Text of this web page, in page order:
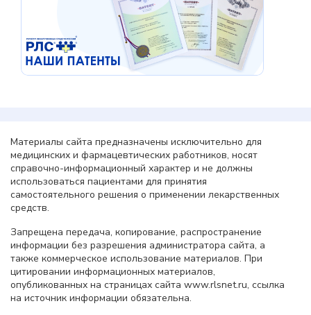
Материалы сайта предназначены исключительно для
медицинских и фармацевтических работников, носят
справочно-информационный характер и не должны
использоваться пациентами для принятия
самостоятельного решения о применении лекарственных
средств.
Запрещена передача, копирование, распространение
информации без разрешения администратора сайта, а
также коммерческое использование материалов. При
цитировании информационных материалов,
опубликованных на страницах сайта www.rlsnet.ru, ссылка
на источник информации обязательна.